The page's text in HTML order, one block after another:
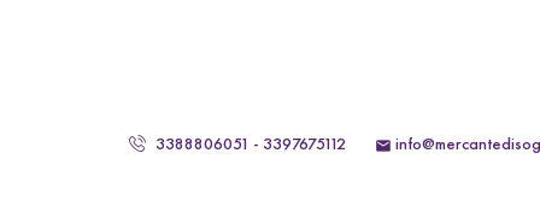
3388806051 - 3397675112 